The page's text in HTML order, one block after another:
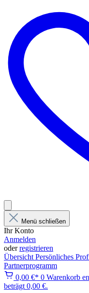
Menü schließen
Ihr Konto
Anmelden
oderregistrieren
Übersicht Persönliches
Partnerprogramm
0,00 €* 0 Warenkorb
beträgt 0,00 €.